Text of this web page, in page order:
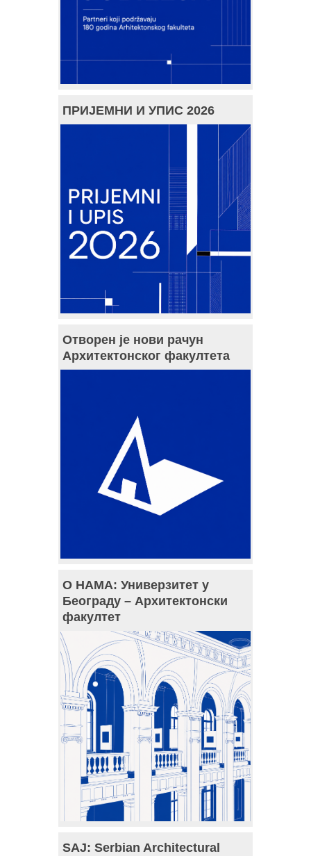
ПРИЈЕМНИ И УПИС 2026
Отворен је нови рачун
Архитектонског факултета
О НАМА: Универзитет у
Београду – Архитектонски
факултет
SAJ: Serbian Architectural